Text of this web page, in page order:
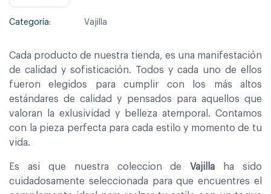
Categoría: Vajilla
Cada producto de nuestra tienda, es una manifestación
de calidad y sofisticación. Todos y cada uno de ellos
fueron elegidos para cumplir con los más altos
estándares de calidad y pensados para aquellos que
valoran la exlusividad y belleza atemporal. Contamos
con la pieza perfecta para cada estilo y momento de tu
vida.
Es asi que nuestra coleccion deVajilla ha sido
cuidadosamente seleccionada para que encuentres el